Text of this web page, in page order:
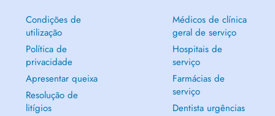
Condições de
utilização
Política de
privacidade
Apresentar queixa
Resolução de
litígios
Médicos de clínica
geral de serviço
Hospitais de
serviço
Farmácias de
serviço
Dentista urgências